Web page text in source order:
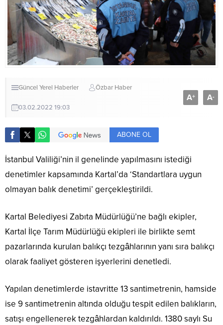
Güncel Yerel Haberler Özbar Haber
03.02.2022 19:03
A+ A-
ABONE OL
İstanbul Valiliği’nin il genelinde yapılmasını istediği
denetimler kapsamında Kartal’da ‘Standartlara uygun
olmayan balık denetimi’ gerçekleştirildi.
Kartal Belediyesi Zabıta Müdürlüğü’ne bağlı ekipler,
Kartal İlçe Tarım Müdürlüğü ekipleri ile birlikte semt
pazarlarında kurulan balıkçı tezgâhlarının yanı sıra balıkçı
olarak faaliyet gösteren işyerlerini denetledi.
Yapılan denetimlerde istavritte 13 santimetrenin, hamside
ise 9 santimetrenin altında olduğu tespit edilen balıkların,
satışı engellenerek tezgâhlardan kaldırıldı. 1380 saylı Su